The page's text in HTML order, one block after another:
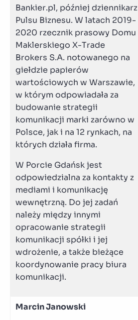
Bankier.pl, później dziennikarz
Pulsu Biznesu. W latach 2019-
2020 rzecznik prasowy Domu
Maklerskiego X-Trade
Brokers S.A. notowanego na
giełdzie papierów
wartościowych w Warszawie,
w którym odpowiadała za
budowanie strategii
komunikacji marki zarówno w
Polsce, jak i na 12 rynkach, na
których działa firma.
W Porcie Gdańsk jest
odpowiedzialna za kontakty z
mediami i komunikację
wewnętrzną. Do jej zadań
należy między innymi
opracowanie strategii
komunikacji spółki i jej
wdrożenie, a także bieżące
koordynowanie pracy biura
komunikacji.
Marcin Janowski